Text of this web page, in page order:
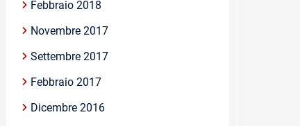
Febbraio 2018
Novembre 2017
Settembre 2017
Febbraio 2017
Dicembre 2016